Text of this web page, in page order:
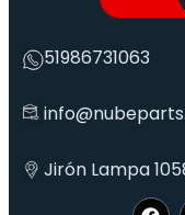
51986731063
Jirón Lampa